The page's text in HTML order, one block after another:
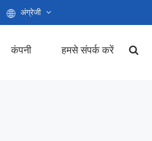
अंग्रेजी
कंपनी हमसे संपर्क करें